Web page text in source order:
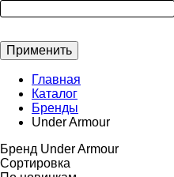
Применить
Главная
Каталог
Бренды
Under Armour
Бренд Under Armour
Сортировка